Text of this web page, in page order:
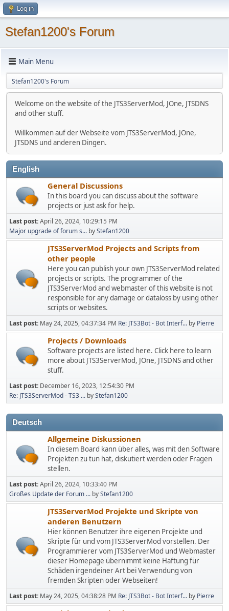
Log in
Stefan1200's Forum
Main Menu
Stefan1200's Forum
Welcome on the website of the JTS3ServerMod, JOne, JTSDNS
and other stuff.
Willkommen auf der Webseite vom JTS3ServerMod, JOne,
JTSDNS und anderen Dingen.
English
General Discussions
In this board you can discuss about the software
projects or just ask for help.
Last post:April 26, 2024, 10:29:15 PM
Major upgrade of forum s... byStefan1200
JTS3ServerMod Projects and Scripts from
other people
Here you can publish your own JTS3ServerMod related
projects or scripts. The programmer of the
JTS3ServerMod and webmaster of this website is not
responsible for any damage or dataloss by using other
scripts or websites.
Last post: May 24, 2025, 04:37:34 PM Re: JTS3Bot - Bot Interf... by Pierre
Projects / Downloads
Software projects are listed here. Click here to learn
more about JTS3ServerMod, JOne, JTSDNS and other
stuff.
Last post: December 16, 2023, 12:54:30 PM
Re: JTS3ServerMod - TS3 ... byStefan1200
Deutsch
Allgemeine Diskussionen
In diesem Board kann über alles, was mit den Software
Projekten zu tun hat, diskutiert werden oder Fragen
stellen.
Last post:April 26, 2024, 10:33:40 PM
Großes Update der Forum ... byStefan1200
JTS3ServerMod Projekte und Skripte von
anderen Benutzern
Hier können Benutzer ihre eigenen Projekte und
Skripte für und vom JTS3ServerMod vorstellen. Der
Programmierer vom JTS3ServerMod und Webmaster
dieser Homepage übernimmt keine Haftung für
Schäden irgendeiner Art bei Verwendung von
fremden Skripten oder Webseiten!
Last post: May 24, 2025, 04:38:28 PM Re: JTS3Bot - Bot Interf... by Pierre